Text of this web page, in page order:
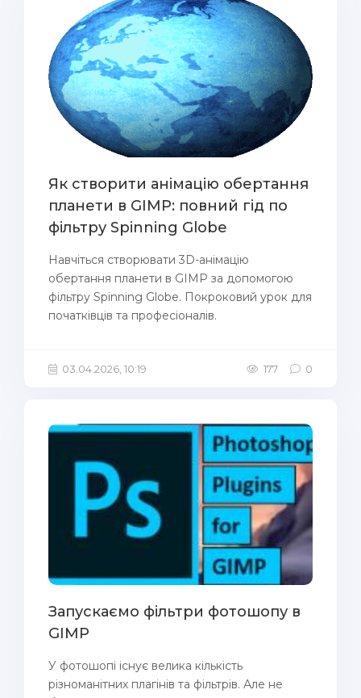
Як створити анімацію обертання
планети в GIMP: повний гід по
фільтру Spinning Globe
Навчіться створювати 3D-анімацію
обертання планети в GIMP за допомогою
фільтру Spinning Globe. Покроковий урок для
початківців та професіоналів.
03.04.2026, 10:19 177 0
Запускаємо фільтри фотошопу в
GIMP
У фотошопі існує велика кількість
різноманітних плагінів та фільтрів. Але не